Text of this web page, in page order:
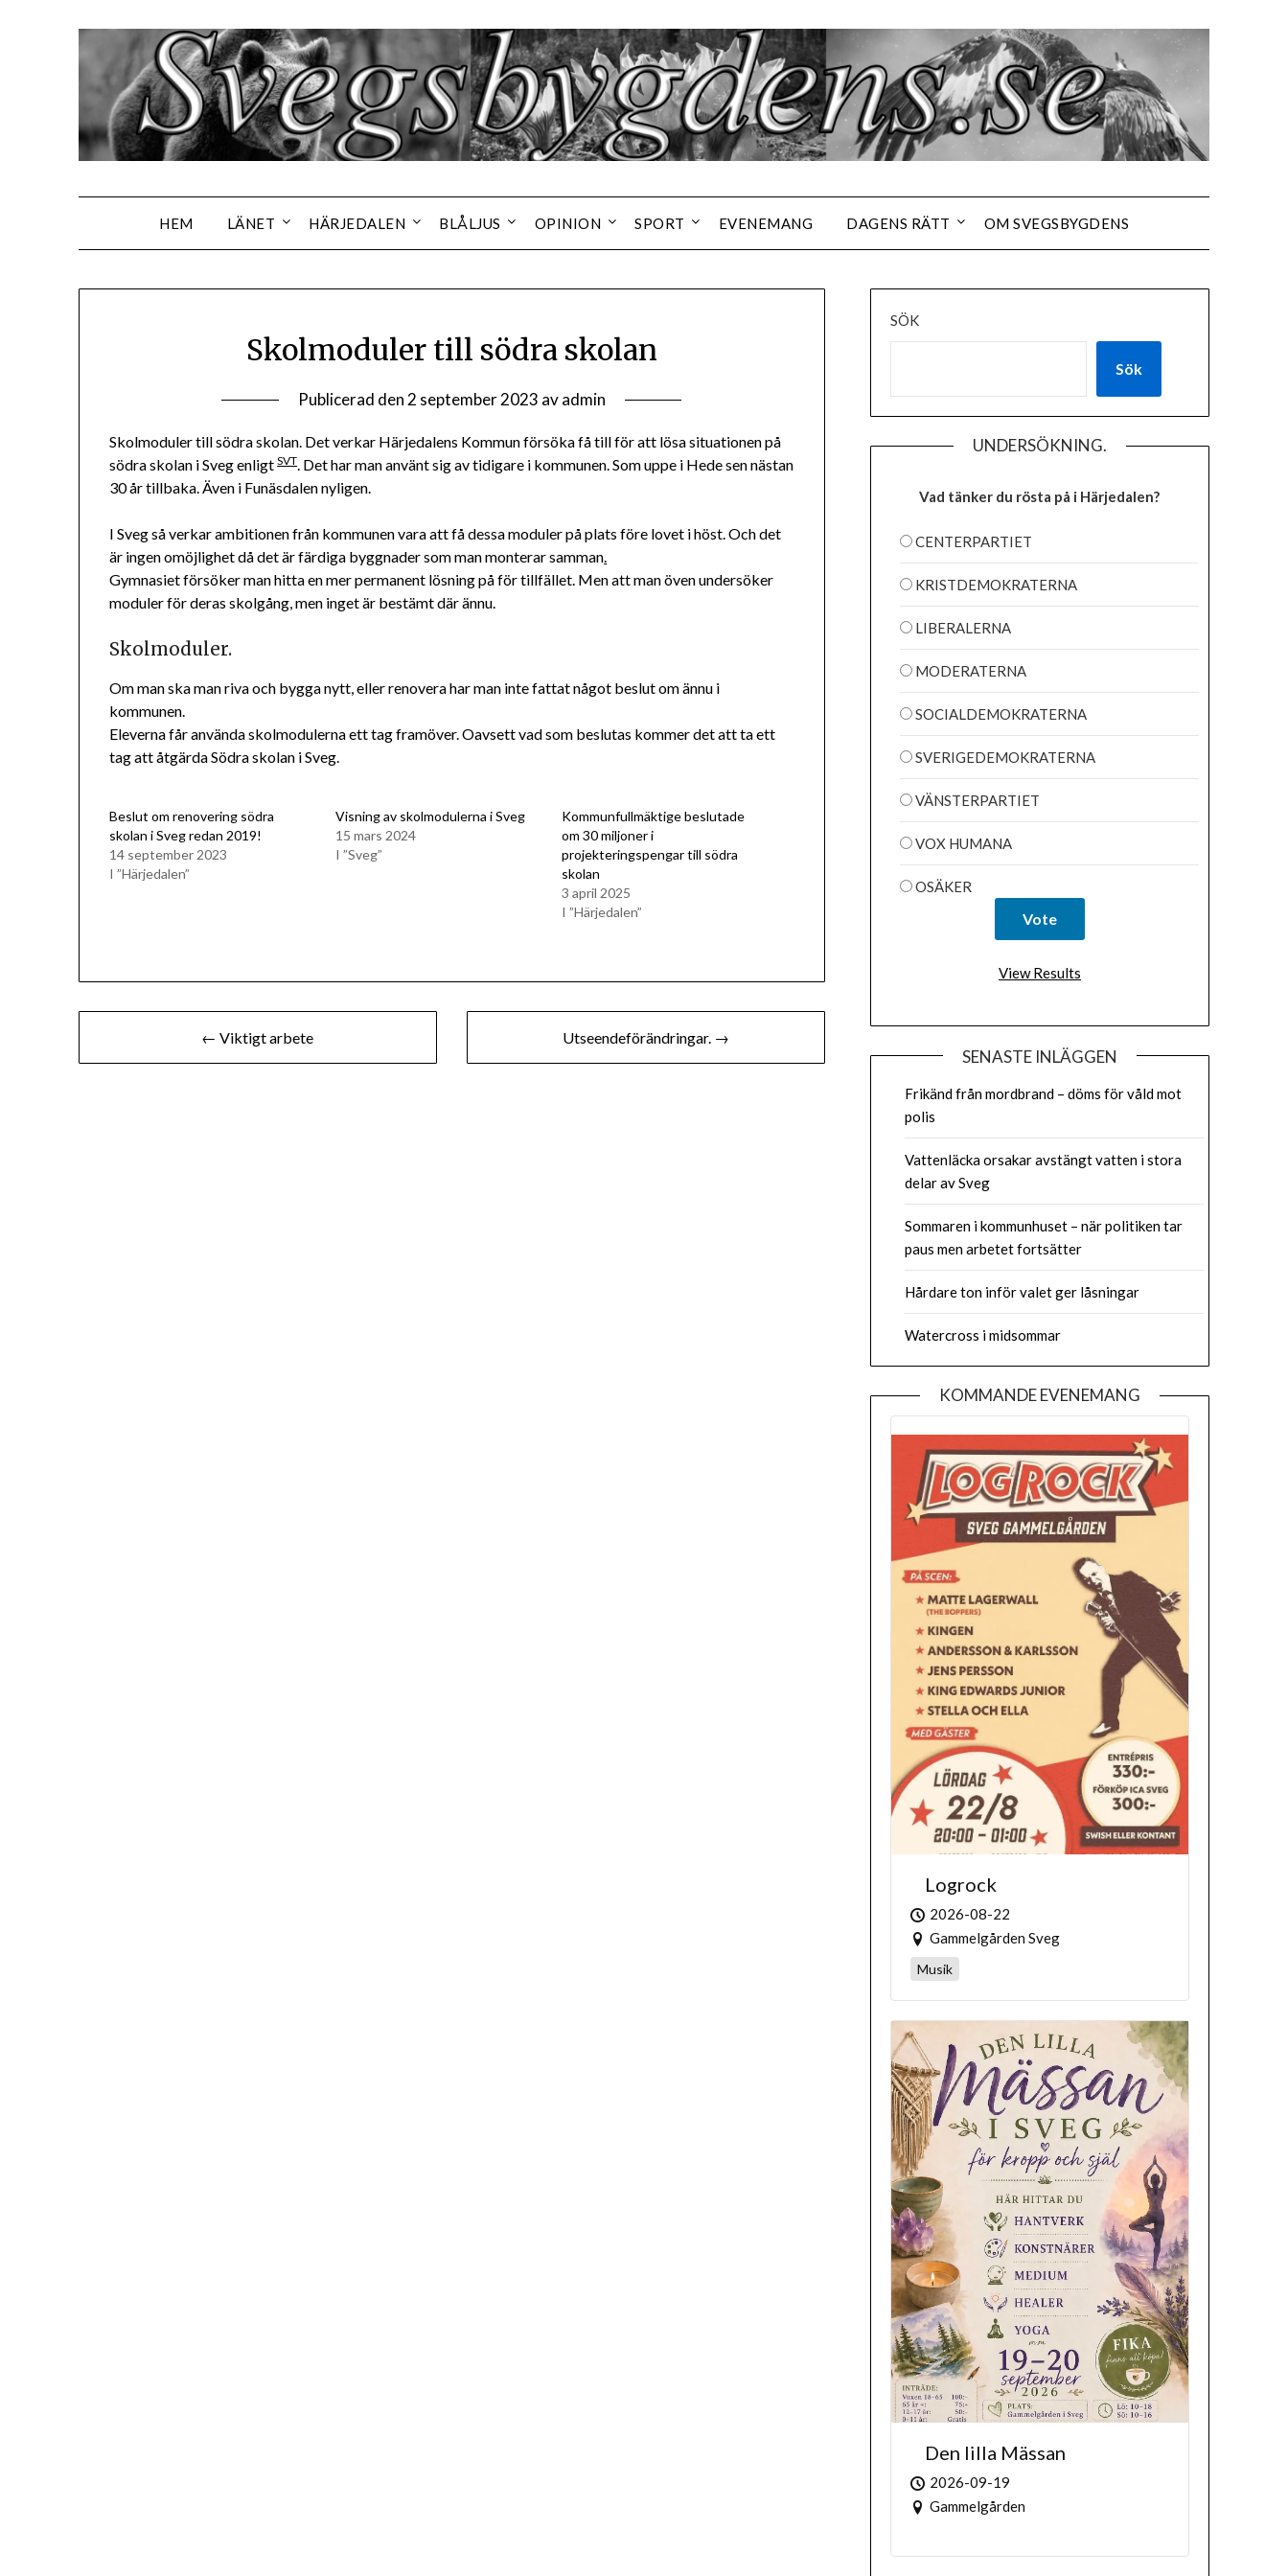
HEM LÄNET HÄRJEDALEN BLÅLJUS OPINION SPORT EVENEMANG DAGENS RÄTT OM SVEGSBYGDENS
Skolmoduler till södra skolan
Publicerad den2 september 2023 avadmin
Skolmoduler till södra skolan. Det verkar Härjedalens Kommun försöka få till för att lösa situationen på
södra skolan i Sveg enligtSVT. Det har man använt sig av tidigare i kommunen. Som uppe i Hede sen nästan
30 år tillbaka. Även i Funäsdalen nyligen.
I Sveg så verkar ambitionen från kommunen vara att få dessa moduler på plats före lovet i höst. Och det
är ingen omöjlighet då det är färdiga byggnader som man monterar samman.
Gymnasiet försöker man hitta en mer permanent lösning på för tillfället. Men att man öven undersöker
moduler för deras skolgång, men inget är bestämt där ännu.
Skolmoduler.
Om man ska man riva och bygga nytt, eller renovera har man inte fattat något beslut om ännu i
kommunen.
Eleverna får använda skolmodulerna ett tag framöver. Oavsett vad som beslutas kommer det att ta ett
tag att åtgärda Södra skolan i Sveg.
Beslut om renovering södra
skolan i Sveg redan 2019!
14 september 2023
I ”Härjedalen”
Visning av skolmodulerna i Sveg
15 mars 2024
I ”Sveg”
Kommunfullmäktige beslutade
om 30 miljoner i
projekteringspengar till södra
skolan
3 april 2025
I ”Härjedalen”
Inläggsnavigering← Viktigt arbete Utseendeförändringar. →
SÖK
Sök
UNDERSÖKNING.
Vad tänker du rösta på i Härjedalen?
CENTERPARTIET
KRISTDEMOKRATERNA
LIBERALERNA
MODERATERNA
SOCIALDEMOKRATERNA
SVERIGEDEMOKRATERNA
VÄNSTERPARTIET
VOX HUMANA
OSÄKER
View Results
SENASTE INLÄGGEN
Frikänd från mordbrand – döms för våld mot
polis
Vattenläcka orsakar avstängt vatten i stora
delar av Sveg
Sommaren i kommunhuset – när politiken tar
paus men arbetet fortsätter
Hårdare ton inför valet ger låsningar
Watercross i midsommar
KOMMANDE EVENEMANG
Logrock
2026-08-22
Gammelgården Sveg
Musik
Den lilla Mässan
2026-09-19
Gammelgården